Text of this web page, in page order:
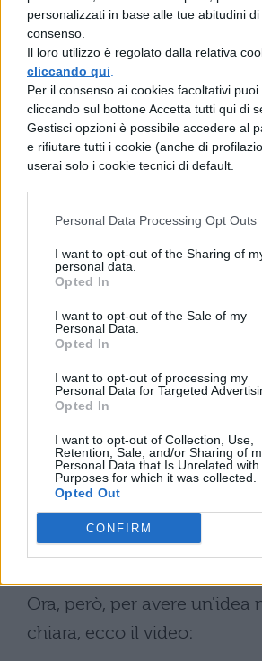
personalizzati in base alle tue abitudini
consenso.
Il loro utilizzo è regolato dalla relativa
cliccando qui
Per il consenso ai cookies facoltativi
cliccando sul bottone Accetta tutti qui di
Gestisci opzioni è possibile accedere al
e rifiutare tutti i cookie (anche di
userai solo i cookie tecnici di default.
Personal Data Processing Opt Outs
I want to opt-out of the Sharing of
personal data.
Opted In
I want to opt-out of the Sale of my
Personal Data.
Opted In
I want to opt-out of processing my
Personal Data for Targeted
Opted In
I want to opt-out of Collection, Use,
Retention, Sale, and/or Sharing of
Personal Data that Is Unrelated
Purposes for which it was collected.
Opted Out
CONFIRM
Y2-Y1 = X-X1 ÷ X2-X1
ricava la retta passante
Per determinare invece
angolare la formula èm
X2 e si ottiene il
della retta passante per
si calcola la distanza
La distanza per
dalla retta R è: P
dobbiamo calcolare la
per definizione è il
in perpendicolare
chiamato punto H,
calcolare la distanza fra
punto H, per cui se ho P
+ by + c = 0 avremo la
R data dalla formula di
by0 + c| ÷ √ a + b
Ora, però, per avere un'idea
chiara, ecco il video: